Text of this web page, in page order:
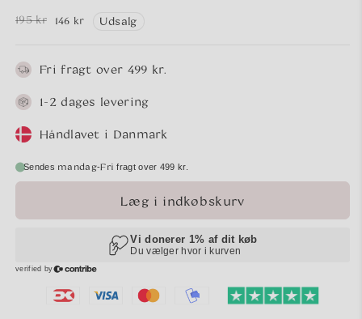
Normalpris
195 kr
Udsalgspris
146 kr Udsalg
Fri fragt over 499 kr.
1-2 dages levering
Håndlavet i Danmark
Sendes mandag-Fri fragt over 499 kr.
Læg i indkøbskurv